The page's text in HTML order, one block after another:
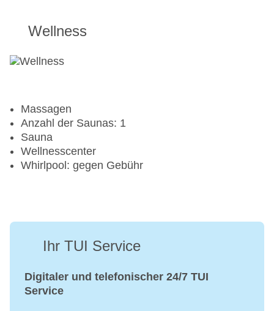
Tretboot: gegen Gebühr
Tennis Unterricht
Wellness
Massagen
Anzahl der Saunas: 1
Sauna
Wellnesscenter
Whirlpool: gegen Gebühr
Ihr TUI Service
Digitaler und telefonischer 24/7 TUI
Service